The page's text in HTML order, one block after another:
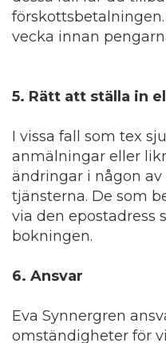
vecka innan
5. Rätt att ställa in
I vissa fall som tex
anmälningar eller
ändringar i någon
tjänsterna. De som
via den epostadress
bokningen.
6. Ansvar
Eva Synnergren
omständigheter för